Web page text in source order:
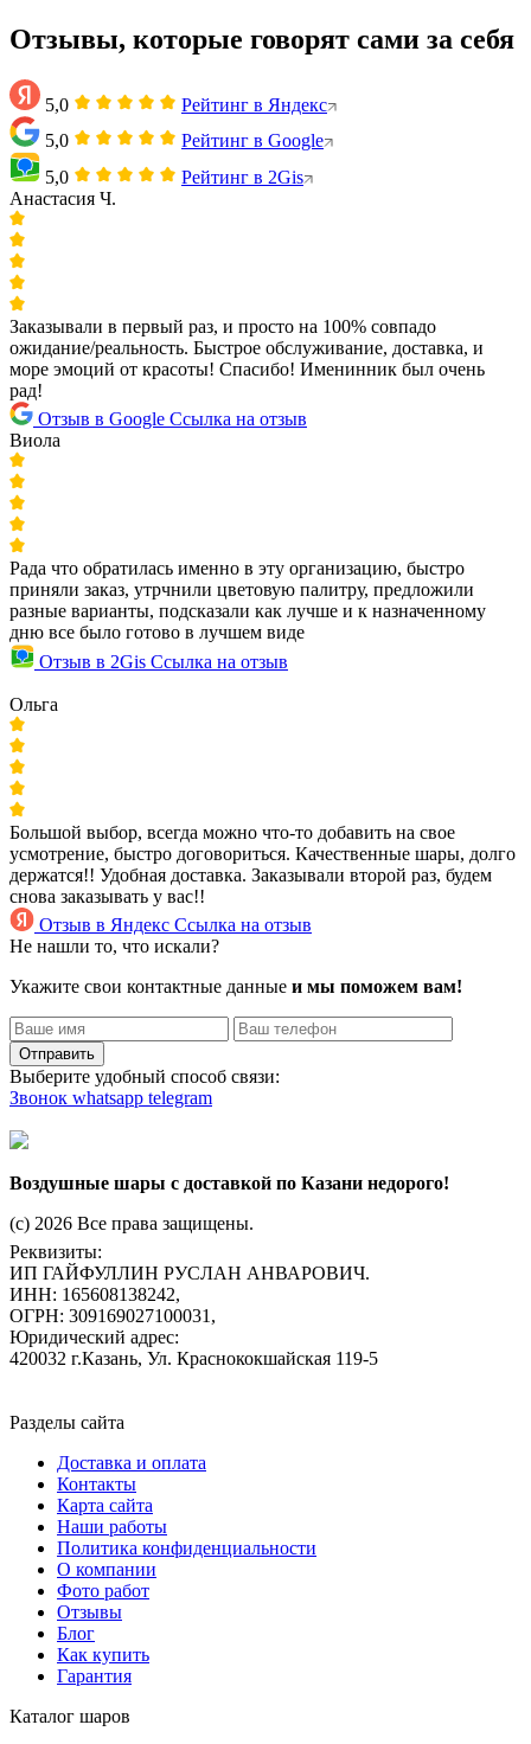
Отзывы, которые говорят сами за себя
5,0
Рейтинг в Яндекс
5,0
Рейтинг в Google
5,0
Рейтинг в 2Gis
Анастасия Ч.
Заказывали в первый раз, и просто на 100% совпадо
ожидание/реальность. Быстрое обслуживание, доставка, и
море эмоций от красоты! Спасибо! Именинник был очень
рад!
Отзыв в Google Ссылка на отзыв
Виола
Рада что обратилась именно в эту организацию, быстро
приняли заказ, утрчнили цветовую палитру, предложили
разные варианты, подсказали как лучше и к назначенному
дню все было готово в лучшем виде
Отзыв в 2Gis Ссылка на отзыв
Ольга
Большой выбор, всегда можно что-то добавить на свое
усмотрение, быстро договориться. Качественные шары, долго
держатся!! Удобная доставка. Заказывали второй раз, будем
снова заказывать у вас!!
Отзыв в Яндекс Ссылка на отзыв
Не нашли то, что искали?
Укажите свои контактные данные и мы поможем вам!
Отправить
Выберите удобный способ связи:
Звонок whatsapp telegram
Воздушные шары с доставкой по Казани недорого!
(c) 2026 Все права защищены.
Реквизиты:
ИП ГАЙФУЛЛИН РУСЛАН АНВАРОВИЧ.
ИНН: 165608138242,
ОГРН: 309169027100031,
Юридический адрес:
420032 г.Казань, Ул. Краснококшайская 119-5
Разделы сайта
Доставка и оплата
Контакты
Карта сайта
Наши работы
Политика конфиденциальности
О компании
Фото работ
Отзывы
Блог
Как купить
Гарантия
Каталог шаров